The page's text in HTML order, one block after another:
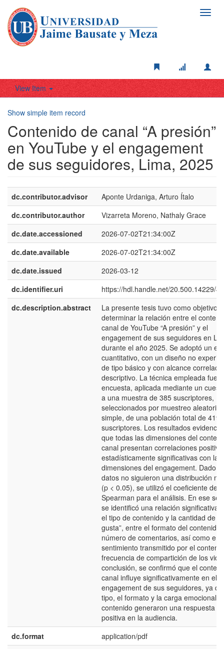
View Item
Show simple item record
Contenido de canal “A presión”
en YouTube y el engagement
de sus seguidores, Lima, 2025
dc.contributor.advisor
Aponte Urdaniga, Arturo Ítalo
dc.contributor.author
Vizarreta Moreno, Nathaly Grace
dc.date.accessioned
2026-07-02T21:34:00Z
dc.date.available
2026-07-02T21:34:00Z
dc.date.issued
2026-03-12
dc.identifier.uri
https://hdl.handle.net/20.500.14229/
dc.description.abstract
La presente tesis tuvo como objetivo
determinar la relación entre el
canal de YouTube “A presión” y el
engagement de sus seguidores en
durante el año 2025. Se adoptó un
cuantitativo, con un diseño no
de tipo básico y con alcance
descriptivo. La técnica empleada fue
encuesta, aplicada mediante un
a una muestra de 385 suscriptores,
seleccionados por muestreo aleatorio
simple, de una población total de 419
suscriptores. Los resultados
que todas las dimensiones del
canal presentan correlaciones
estadísticamente significativas con las
dimensiones del engagement. Dado
datos no siguieron una distribución
(p < 0.05), se utilizó el coeficiente de
Spearman para el análisis. En ese
se identificó una relación significativa
el tipo de contenido y la cantidad de
gusta”, entre el formato del contenido
número de comentarios, así como
sentimiento transmitido por el
frecuencia de compartición de los
conclusión, se confirmó que el
canal influye significativamente en el
engagement de sus seguidores, ya
tipo, el formato y la carga emocional
contenido generaron una respuesta
positiva en la audiencia.
dc.format
application/pdf